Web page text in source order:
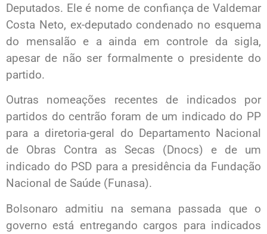
Deputados. Ele é nome de confiança de Valdemar
Costa Neto, ex-deputado condenado no esquema
do mensalão e a ainda em controle da sigla,
apesar de não ser formalmente o presidente do
partido.
Outras nomeações recentes de indicados por
partidos do centrão foram de um indicado do PP
para a diretoria-geral do Departamento Nacional
de Obras Contra as Secas (Dnocs) e de um
indicado do PSD para a presidência da Fundação
Nacional de Saúde (Funasa).
Bolsonaro admitiu na semana passada que o
governo está entregando cargos para indicados